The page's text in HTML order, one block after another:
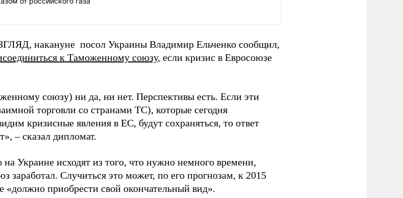
накануне посол Украины Владимир Ельченко сообщил,
к Таможенному союзу, если кризис в Евросоюзе
союзу) ни да, ни нет. Перспективы есть. Если эти
торговли со странами ТС), которые сегодня
кризисные явления в ЕС, будут сохраняться, то ответ
– сказал дипломат.
на Украине исходят из того, что нужно немного времени,
заработал. Случиться это может, по его прогнозам, к 2015
«должно приобрести свой окончательный вид».